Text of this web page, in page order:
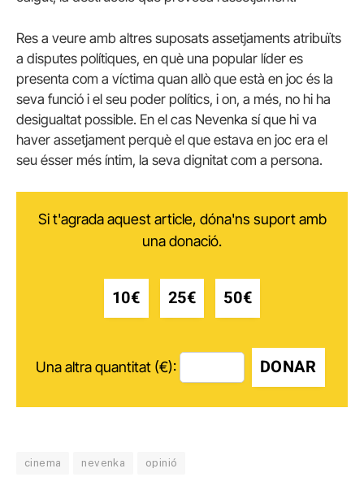
Res a veure amb altres suposats assetjaments atribuïts
a disputes polítiques, en què una popular líder es
presenta com a víctima quan allò que està en joc és la
seva funció i el seu poder polítics, i on, a més, no hi ha
desigualtat possible. En el cas Nevenka sí que hi va
haver assetjament perquè el que estava en joc era el
seu ésser més íntim, la seva dignitat com a persona.
Si t'agrada aquest article, dóna'ns suport amb
una donació.
10€ 25€ 50€
Una altra quantitat (€): DONAR
cinema nevenka opinió